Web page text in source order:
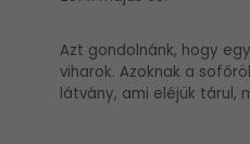
Azt gondolnánk, hogy
viharok. Azoknak a
látvány, ami eléjük tárul,